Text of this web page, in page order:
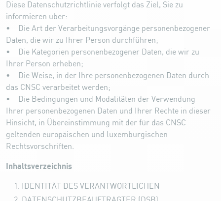
Diese Datenschutzrichtlinie verfolgt das Ziel, Sie zu
informieren über:
• Die Art der Verarbeitungsvorgänge personenbezogener
Daten, die wir zu Ihrer Person durchführen;
• Die Kategorien personenbezogener Daten, die wir zu
Ihrer Person erheben;
• Die Weise, in der Ihre personenbezogenen Daten durch
das CNSC verarbeitet werden;
• Die Bedingungen und Modalitäten der Verwendung
Ihrer personenbezogenen Daten und Ihrer Rechte in dieser
Hinsicht, in Übereinstimmung mit der für das CNSC
geltenden europäischen und luxemburgischen
Rechtsvorschriften.
Inhaltsverzeichnis
IDENTITÄT DES VERANTWORTLICHEN